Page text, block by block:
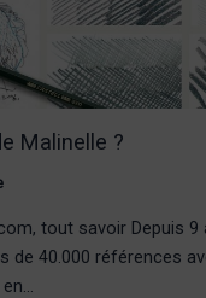
Malinelle ?
tout savoir Depuis 9
de 40.000 références